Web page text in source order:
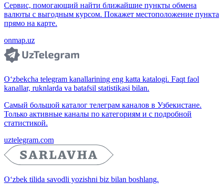
Сервис, помогающий найти ближайшие пункты обмена
валюты с выгодным курсом. Покажет местоположение пункта
прямо на карте.
onmap.uz
O‘zbekcha telegram kanallarining eng katta katalogi. Faqt faol
kanallar, ruknlarda va batafsil statistikasi bilan.
Самый большой каталог телеграм каналов в Узбекистане.
Только активные каналы по категориям и с подробной
статистикой.
uztelegram.com
O‘zbek tilida savodli yozishni biz bilan boshlang.